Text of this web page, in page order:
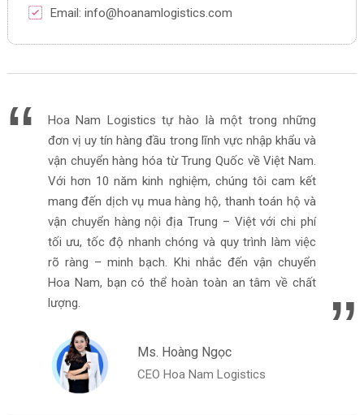
Email: info@hoanamlogistics.com
Hoa Nam Logistics tự hào là một trong những
đơn vị uy tín hàng đầu trong lĩnh vực nhập khẩu và
vận chuyển hàng hóa từ Trung Quốc về Việt Nam.
Với hơn 10 năm kinh nghiệm, chúng tôi cam kết
mang đến dịch vụ mua hàng hộ, thanh toán hộ và
vận chuyển hàng nội địa Trung – Việt với chi phí
tối ưu, tốc độ nhanh chóng và quy trình làm việc
rõ ràng – minh bạch. Khi nhắc đến vận chuyển
Hoa Nam, bạn có thể hoàn toàn an tâm về chất
lượng.
Ms. Hoàng Ngọc
CEO Hoa Nam Logistics